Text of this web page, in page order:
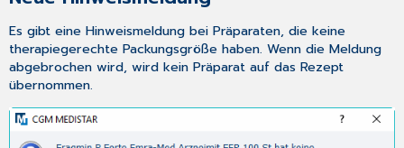
Es gibt eine Hinweismeldung bei Präparaten, die keine
therapiegerechte Packungsgröße haben. Wenn die Meldung
abgebrochen wird, wird kein Präparat auf das Rezept
übernommen.